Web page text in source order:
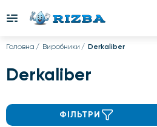
Головна Виробники Derkaliber
Derkaliber
ФІЛЬТРИ